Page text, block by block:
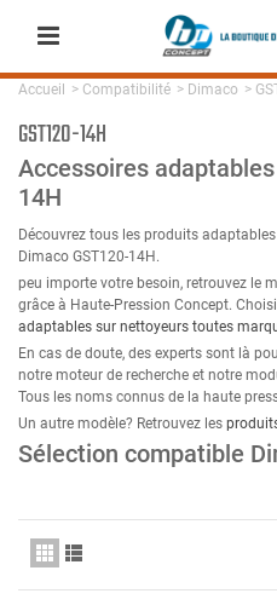
Accueil > Compatibilité > Dimaco >
GST120-14H
Accessoires
14H
Découvrez tous les produits
Dimaco GST120-14H.
peu importe votre besoin, retrouvez le
grâce à Haute-Pression Concept.
adaptables sur nettoyeurs toutes
En cas de doute, des experts sont là
notre moteur de recherche et notre
Tous les noms connus de la haute
Un autre modèle? Retrouvez les
Sélection compatible